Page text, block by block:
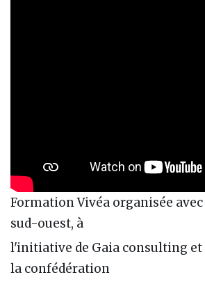
Formation Vivéa organisée
sud-ouest, à
l'initiative de Gaia consulting et
la confédération